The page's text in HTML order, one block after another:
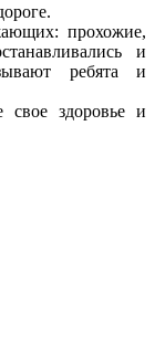
прохожие,
и
ребята и
свое здоровье и